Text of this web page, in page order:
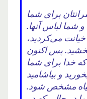
برای شما
شما لباس آنها.
می‌کردید،
پس اکنون
که خدا برای شما
و بیاشامید
مشخص شود.